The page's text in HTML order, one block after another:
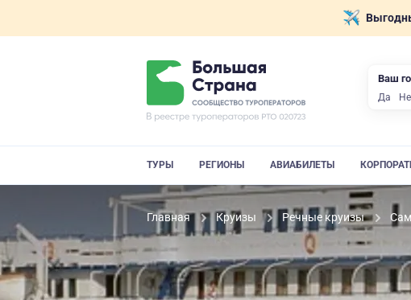
ТУРЫ РЕГИОНЫ АВИАБИЛЕТЫ
Главная Круизы Речные круизы
Ваш
Да